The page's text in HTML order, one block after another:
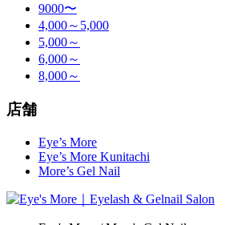
9000〜
4,000～5,000
5,000～
6,000～
8,000～
店舗
Eye’s More
Eye’s More Kunitachi
More’s Gel Nail